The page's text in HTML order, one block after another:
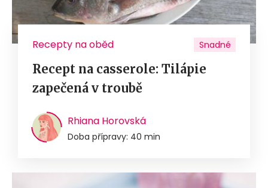
Recepty na oběd Snadné
Recept na casserole: Tilápie
zapečená v troubě
Rhiana Horovská
Doba přípravy: 40 min